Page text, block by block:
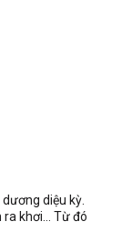
diệu kỳ.
ra khơi… Từ đó